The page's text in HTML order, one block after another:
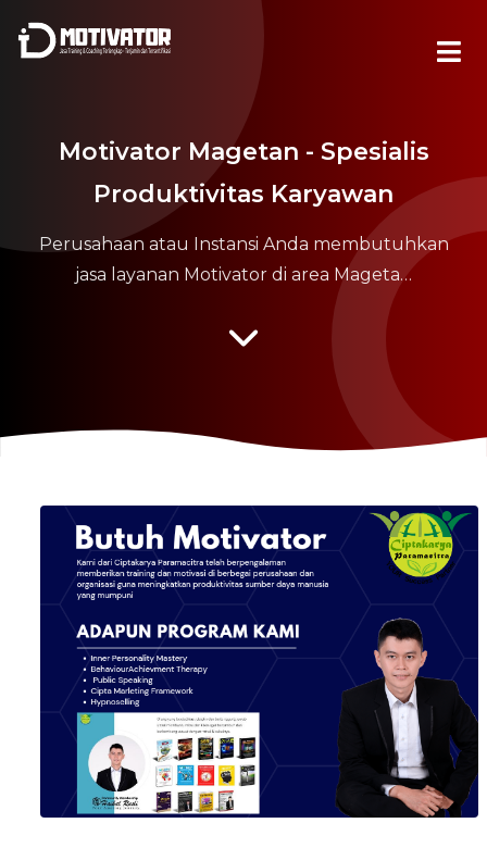
Motivator Magetan - Spesialis
Produktivitas Karyawan
Perusahaan atau Instansi Anda membutuhkan
jasa layanan Motivator di area Mageta…